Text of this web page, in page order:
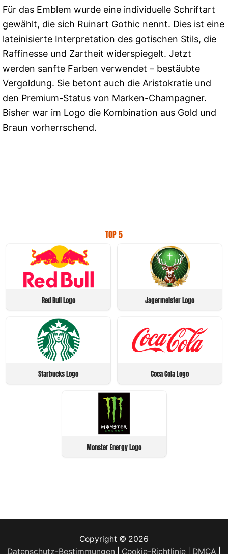
Für das Emblem wurde eine individuelle Schriftart
gewählt, die sich Ruinart Gothic nennt. Dies ist eine
lateinisierte Interpretation des gotischen Stils, die
Raffinesse und Zartheit widerspiegelt. Jetzt
werden sanfte Farben verwendet – bestäubte
Vergoldung. Sie betont auch die Aristokratie und
den Premium-Status von Marken-Champagner.
Bisher war im Logo die Kombination aus Gold und
Braun vorherrschend.
TOP 5
Red Bull Logo Jagermeister Logo
Starbucks Logo Coca Cola Logo
Monster Energy Logo
Copyright © 2026
Datenschutz-Bestimmungen
Cookie-Richtlinie DMCA